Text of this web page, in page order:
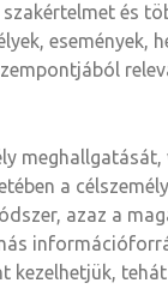
és
események,
meghallgatását,
a
azaz a
kezelhetjük,